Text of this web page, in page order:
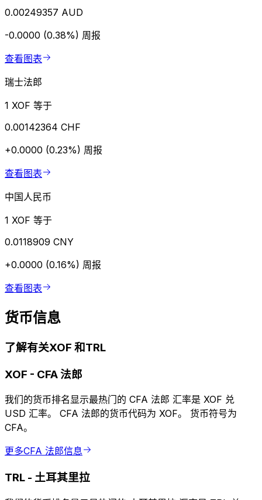
0.00249357 AUD
-0.0000 (0.38%) 周报
查看图表
瑞士法郎
1 XOF 等于
0.00142364 CHF
+0.0000 (0.23%) 周报
查看图表
中国人民币
1 XOF 等于
0.0118909 CNY
+0.0000 (0.16%) 周报
查看图表
货币信息
了解有关XOF 和TRL
XOF - CFA 法郎
我们的货币排名显示最热门的 CFA 法郎 汇率是 XOF 兑
USD 汇率。 CFA 法郎的货币代码为 XOF。 货币符号为
CFA。
更多CFA 法郎信息
TRL - 土耳其里拉